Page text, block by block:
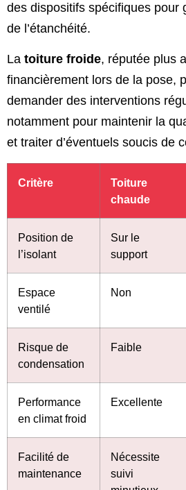
des dispositifs spécifiques pour
de l’étanchéité.
La toiture froide, réputée plus
financièrement lors de la pose,
demander des interventions
notamment pour maintenir la
et traiter d’éventuels soucis de
Critère
Toiture
chaude
Position de
l’isolant
Sur le
support
Espace
ventilé
Non
Risque de
condensation
Faible
Performance
en climat froid
Excellente
Facilité de
maintenance
Nécessite
suivi